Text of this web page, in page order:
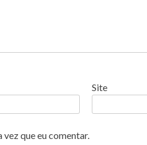
Site
que eu comentar.